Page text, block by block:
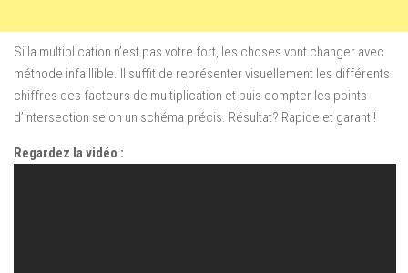
Si la multiplication n’est pas votre fort, les choses vont changer avec
méthode infaillible. Il suffit de représentervisuellement les différents
chiffres des facteurs de multiplication et puis compter les points
d’intersection selon un schéma précis. Résultat? Rapide et garanti!
Regardez la vidéo :